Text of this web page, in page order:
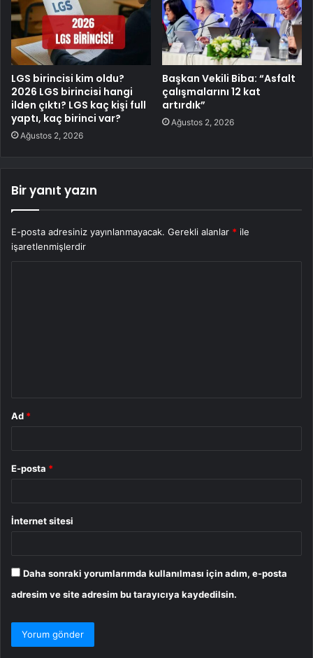
LGS birincisi kim oldu?
2026 LGS birincisi hangi
ilden çıktı? LGS kaç kişi full
yaptı, kaç birinci var?
Ağustos 2, 2026
Başkan Vekili Biba: “Asfalt
çalışmalarını 12 kat
artırdık”
Ağustos 2, 2026
Bir yanıt yazın
E-posta adresiniz yayınlanmayacak. Gerekli alanlar * ile
işaretlenmişlerdir
Ad *
E-posta *
İnternet sitesi
Daha sonraki yorumlarımda kullanılması için adım, e-posta
adresim ve site adresim bu tarayıcıya kaydedilsin.